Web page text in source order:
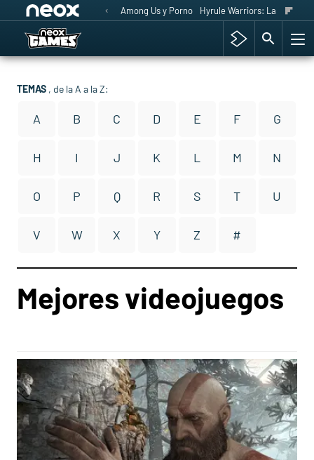
Among Us y Porno Hyrule Warriors: La Era del
TEMAS , de la A a la Z:
A B C D E F G
H I J K L M N
O P Q R S T U
V W X Y Z #
Mejores videojuegos